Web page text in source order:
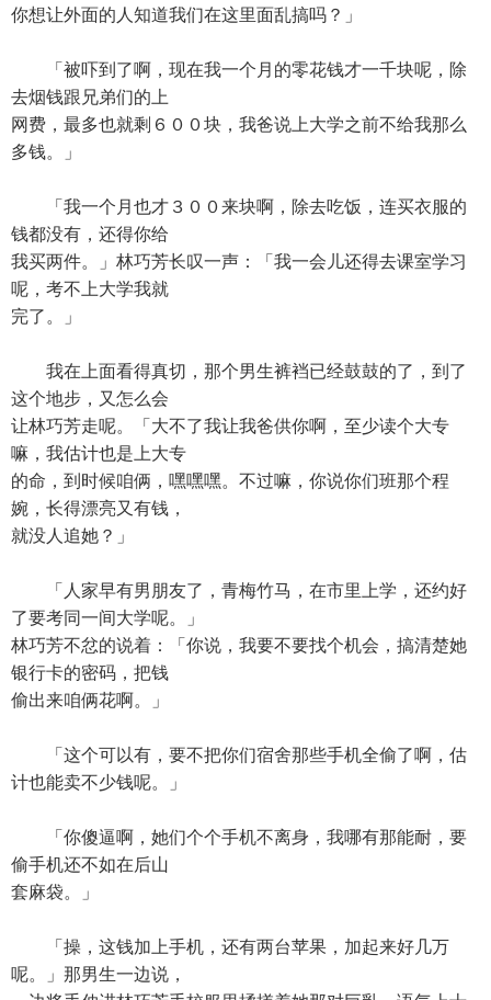
你想让外面的人知道我们在这里面乱搞吗？」
「被吓到了啊，现在我一个月的零花钱才一千块呢，除
去烟钱跟兄弟们的上
网费，最多也就剩６００块，我爸说上大学之前不给我那么
多钱。」
「我一个月也才３００来块啊，除去吃饭，连买衣服的
钱都没有，还得你给
我买两件。」林巧芳长叹一声：「我一会儿还得去课室学习
呢，考不上大学我就
完了。」
我在上面看得真切，那个男生裤裆已经鼓鼓的了，到了
这个地步，又怎么会
让林巧芳走呢。「大不了我让我爸供你啊，至少读个大专
嘛，我估计也是上大专
的命，到时候咱俩，嘿嘿嘿。不过嘛，你说你们班那个程
婉，长得漂亮又有钱，
就没人追她？」
「人家早有男朋友了，青梅竹马，在市里上学，还约好
了要考同一间大学呢。」
林巧芳不忿的说着：「你说，我要不要找个机会，搞清楚她
银行卡的密码，把钱
偷出来咱俩花啊。」
「这个可以有，要不把你们宿舍那些手机全偷了啊，估
计也能卖不少钱呢。」
「你傻逼啊，她们个个手机不离身，我哪有那能耐，要
偷手机还不如在后山
套麻袋。」
「操，这钱加上手机，还有两台苹果，加起来好几万
呢。」那男生一边说，